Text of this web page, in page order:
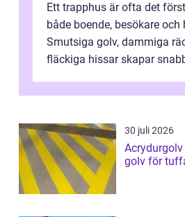
Ett trapphus är ofta det
både boende, besökare och
Smutsiga golv, dammiga
fläckiga hissar skapar
omtan...
30 juli 2026
Acrydurgolv i
golv för